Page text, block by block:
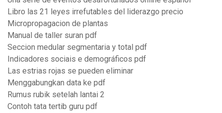
Libro las 21 leyes irrefutables del liderazgo precio
Micropropagacion de plantas
Manual de taller suran pdf
Seccion medular segmentaria y total pdf
Indicadores sociais e demográficos pdf
Las estrias rojas se pueden eliminar
Menggabungkan data ke pdf
Rumus rubik setelah lantai 2
Contoh tata tertib guru pdf